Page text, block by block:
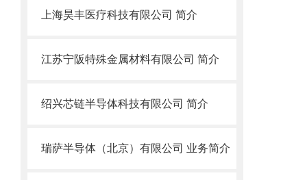
上海昊丰医疗科技有限公司 简介
江苏宁阪特殊金属材料有限公司 简介
绍兴芯链半导体科技有限公司 简介
瑞萨半导体（北京）有限公司 业务简介